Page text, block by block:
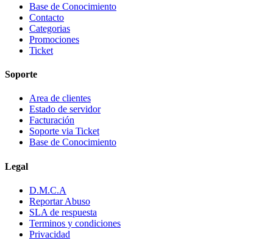
Base de Conocimiento
Contacto
Categorias
Promociones
Ticket
Soporte
Area de clientes
Estado de servidor
Facturación
Soporte via Ticket
Base de Conocimiento
Legal
D.M.C.A
Reportar Abuso
SLA de respuesta
Terminos y condiciones
Privacidad